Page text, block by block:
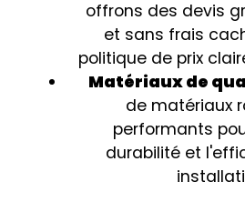
offrons des devis
et sans frais
politique de prix
Matériaux de
de matériaux
performants
durabilité et